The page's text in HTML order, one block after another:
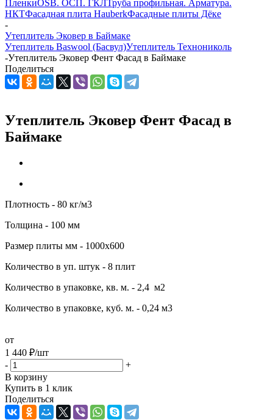
ПленкиOSB. ОСП. ГКЛТруба профильная. Арматура.
НКТФасадная плита HauberkФасадные плиты Дёке
-
Утеплитель Эковер в Баймаке
Утеплитель Baswool (Басвул)Утеплитель Технониколь
-Утеплитель Эковер Фент Фасад в Баймаке
Поделиться
Утеплитель Эковер Фент Фасад в
Баймаке
Плотность - 80 кг/м3
Толщина - 100 мм
Размер плиты мм - 1000х600
Количество в уп. штук - 8 плит
Количество в упаковке, кв. м. - 2,4 м2
Количество в упаковке, куб. м. - 0,24 м3
от
1 440 ₽/шт
-
+
В корзину
Купить в 1 клик
Поделиться